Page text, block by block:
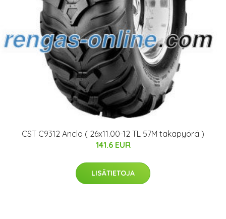
CST C9312 Ancla ( 26x11.00-12 TL 57M takapyörä )
141.6 EUR
LISÄTIETOJA